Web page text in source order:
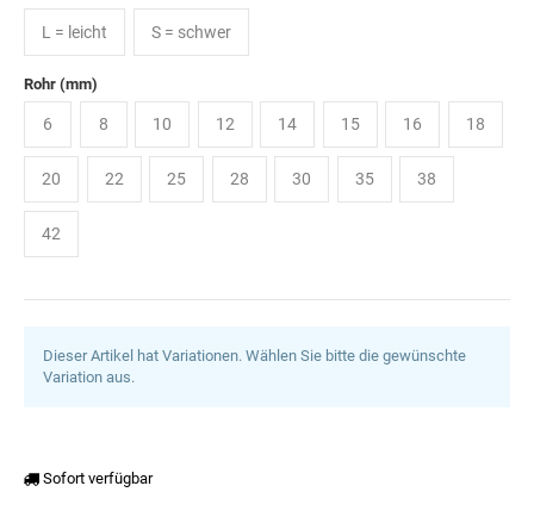
L = leicht S = schwer
Rohr (mm)
6 8 10 12 14 15 16 18
20 22 25 28 30 35 38
42
Dieser Artikel hat Variationen. Wählen Sie bitte die gewünschte
Variation aus.
Sofort verfügbar